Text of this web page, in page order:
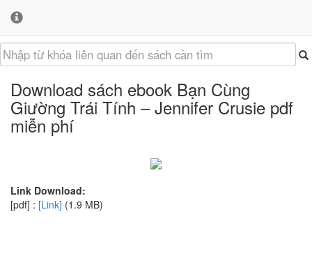
Download sách ebook Bạn Cùng
Giường Trái Tính – Jennifer Crusie pdf
miễn phí
Link Download:
[pdf] : [Link] (1.9 MB)